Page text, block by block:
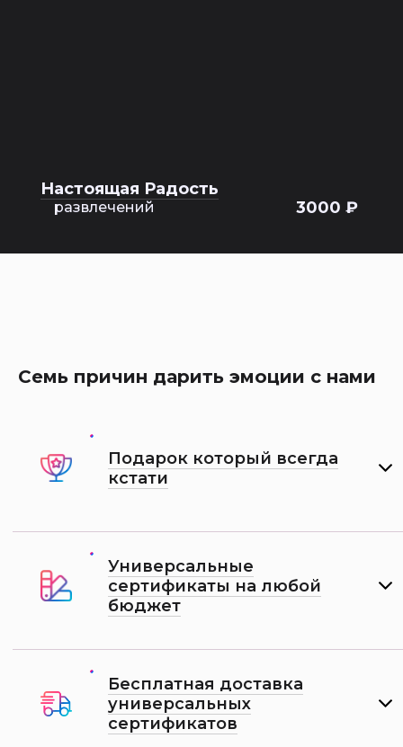
Настоящая Радость
развлечений 3000 ₽
Семь причин дарить эмоции с нами
Подарок который всегда
кстати
Универсальные
сертификаты на любой
бюджет
Бесплатная доставка
универсальных
сертификатов